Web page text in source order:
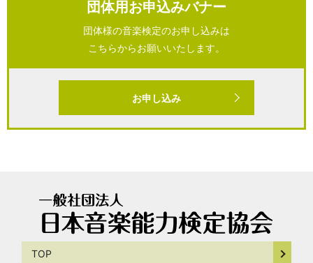
団体用お申込みバナー
団体様の音楽検定のお申し込みは
こちらからお願いいたします。
お申し込み
TOP